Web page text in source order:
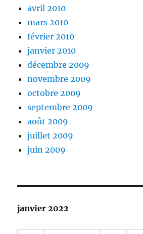
avril 2010
mars 2010
février 2010
janvier 2010
décembre 2009
novembre 2009
octobre 2009
septembre 2009
août 2009
juillet 2009
juin 2009
janvier 2022